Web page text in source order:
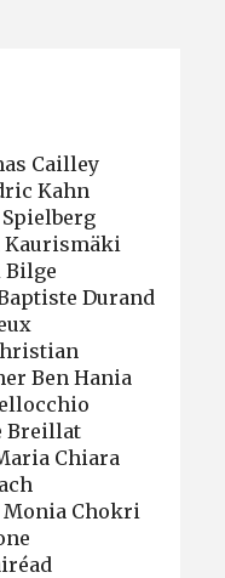
Cailley
Kahn
Spielberg
Kaurismäki
Bilge
Durand
Ben Hania
Breillat
Chiara
Monia Chokri